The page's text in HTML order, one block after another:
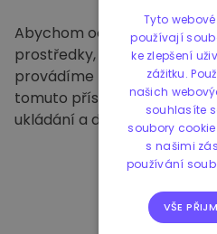
Abychom ochránili naše
prostředky, nabízíme
provádíme pravidelné
tomuto přístupu je naše
ukládání a dalších
Tyto
používají
ke zlepšení
zážitku.
našich
souhlasíte
soubory
s našimi
používání
VŠE